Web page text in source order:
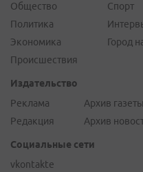
Общество
Политика
Экономика
Происшествия
Спорт
Город
Издательство
Реклама
Редакция
Архив
Архив
Социальные сети
vkontakte